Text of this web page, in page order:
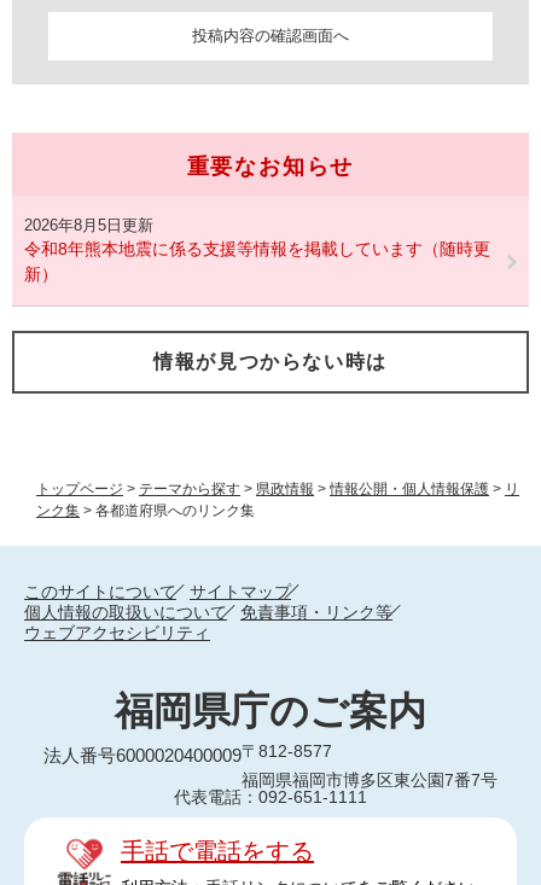
トップページ > テーマから探す > 県政情報 >情報公開・個人情報保護 > リ
ンク集 > 各都道府県へのリンク集
重要なお知らせ
2026年8月5日更新
令和8年熊本地震に係る支援等情報を掲載しています（随時更
新）
情報が見つからない時は
このサイトについて
サイトマップ
個人情報の取扱いについて
免責事項・リンク等
ウェブアクセシビリティ
福岡県庁のご案内
法人番号6000020400009〒812-8577
福岡県福岡市博多区東公園7番7号
代表電話：092-651-1111
手話で電話をする